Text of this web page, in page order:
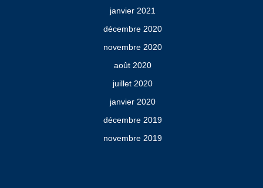
janvier 2021
décembre 2020
novembre 2020
août 2020
juillet 2020
janvier 2020
décembre 2019
novembre 2019